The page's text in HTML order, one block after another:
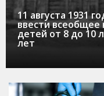
11 августа 1931
ввести всеобщее
детей от 8 до 10
лет